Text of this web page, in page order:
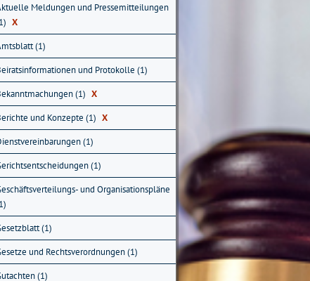
Meldungen und Pressemitteilungen
X
(1)
und Protokolle (1)
(1) X
und Konzepte (1) X
(1)
(1)
und Organisationspläne
(1)
und Rechtsverordnungen (1)
(1)